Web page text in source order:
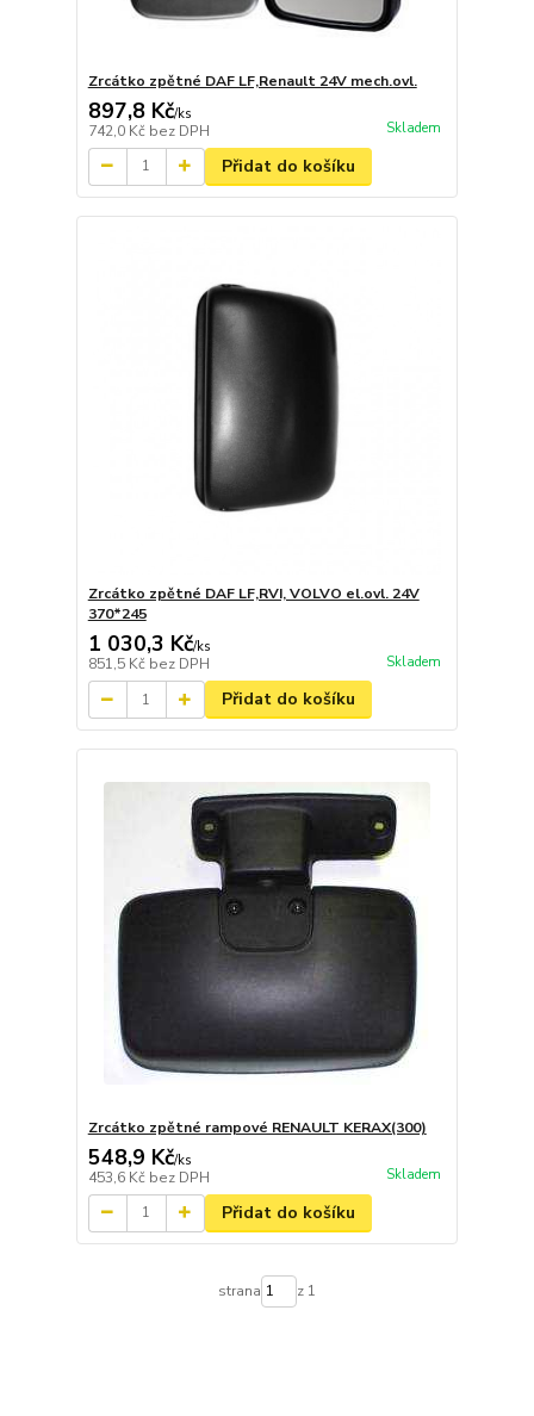
Zrcátko zpětné DAF LF,Renault 24V mech.ovl.
897,8 Kč/ks
742,0 Kč bez DPH Skladem
Přidat do košíku
Zrcátko zpětné DAF LF,RVI, VOLVO el.ovl. 24V
370*245
1 030,3 Kč/ks
851,5 Kč bez DPH Skladem
Přidat do košíku
Zrcátko zpětné rampové RENAULT KERAX(300)
548,9 Kč/ks
453,6 Kč bez DPH Skladem
Přidat do košíku
strana z 1